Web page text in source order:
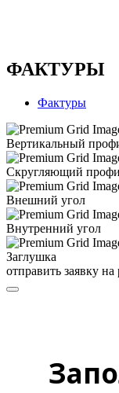
ФАКТУРЫ
Фактуры
Вертикальный
Скругляющий
Внешний угол
Внутренний угол
Заглушка
отправить заявку на